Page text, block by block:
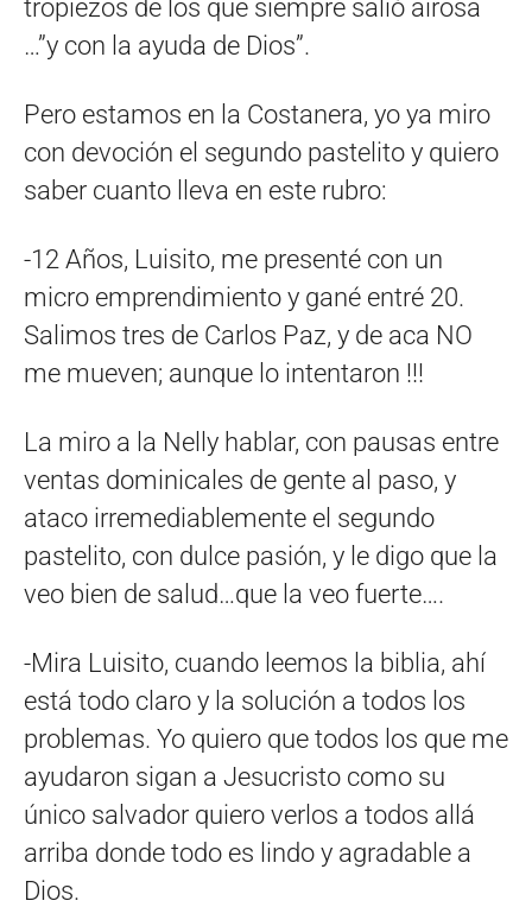
tropiezos de los que siempre salió airosa
…”y con la ayuda de Dios”.
Pero estamos en la Costanera, yo ya miro
con devoción el segundo pastelito y quiero
saber cuanto lleva en este rubro:
-12 Años, Luisito, me presenté con un
micro emprendimiento y gané entré 20.
Salimos tres de Carlos Paz, y de aca NO
me mueven; aunque lo intentaron !!!
La miro a la Nelly hablar, con pausas entre
ventas dominicales de gente al paso, y
ataco irremediablemente el segundo
pastelito, con dulce pasión, y le digo que la
veo bien de salud…que la veo fuerte….
-Mira Luisito, cuando leemos la biblia, ahí
está todo claro y la solución a todos los
problemas. Yo quiero que todos los que me
ayudaron sigan a Jesucristo como su
único salvador quiero verlos a todos allá
arriba donde todo es lindo y agradable a
Dios.